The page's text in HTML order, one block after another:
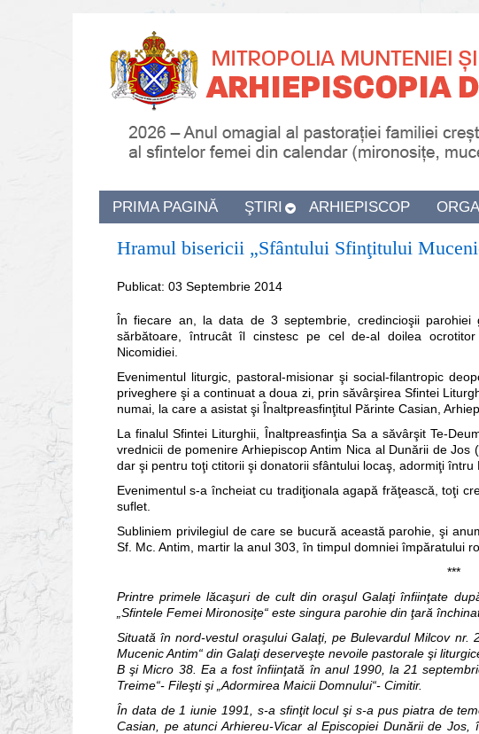
PRIMA PAGINĂ ŞTIRI ARHIEPISCOP
Hramul bisericii „Sfântului Sfinţitului
Publicat: 03 Septembrie 2014
În fiecare an, la data de 3 septembrie, credincioşii
sărbătoare, întrucât îl cinstesc pe cel de-al doilea
Nicomidiei.
Evenimentul liturgic, pastoral-misionar şi social-filantropic
priveghere şi a continuat a doua zi, prin săvârşirea Sfintei
numai, la care a asistat şi Înaltpreasfinţitul Părinte Casian,
La finalul Sfintei Liturghii, Înaltpreasfinţia Sa a săvârşit Te-
vrednicii de pomenire Arhiepiscop Antim Nica al Dunării de
dar şi pentru toţi ctitorii şi donatorii sfântului locaş, adormiţi întru
Evenimentul s-a încheiat cu tradiţionala agapă frăţească, toţi
suflet.
Subliniem privilegiul de care se bucură această parohie, şi
Sf. Mc. Antim, martir la anul 303, în timpul domniei împăratului
***
Printre primele lăcaşuri de cult din oraşul Galaţi înfiinţate
„Sfintele Femei Mironosiţe“ este singura parohie din ţară
Situată în nord-vestul oraşului Galaţi, pe Bulevardul Milcov nr.
Mucenic Antim“ din Galaţi deserveşte nevoile pastorale şi
B şi Micro 38. Ea a fost înfiinţată în anul 1990, la 21
Treime“- Fileşti şi „Adormirea Maicii Domnului“- Cimitir.
În data de 1 iunie 1991, s-a sfinţit locul şi s-a pus piatra de
Casian, pe atunci Arhiereu-Vicar al Episcopiei Dunării de